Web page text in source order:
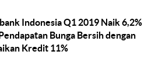
Indonesia Q1 2019 Naik 6,2%
Bunga Bersih dengan
Kredit 11%